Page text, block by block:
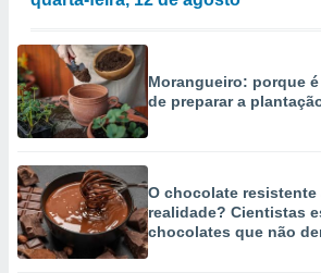
Morangueiro: porque
de preparar a
O chocolate
realidade? Cientistas
chocolates que não